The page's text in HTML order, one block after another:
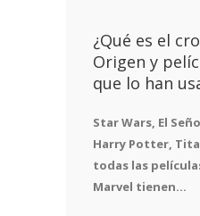
¿Qué es el
Origen y
que lo han
Star Wars, El
Harry Potter,
todas las
Marvel tienen...